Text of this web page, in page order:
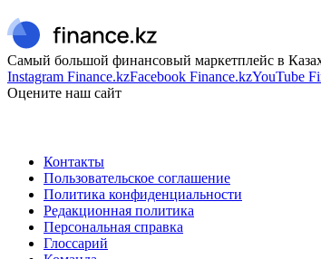
Самый большой финансовый маркетплейс в
Instagram Finance.kzFacebook Finance.kzYouTube
Оцените наш сайт
Контакты
Пользовательское соглашение
Политика конфиденциальности
Редакционная политика
Персональная справка
Глоссарий